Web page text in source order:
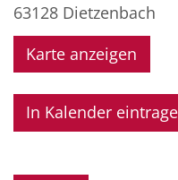
63128 Dietzenbach
Karte anzeigen
In Kalender